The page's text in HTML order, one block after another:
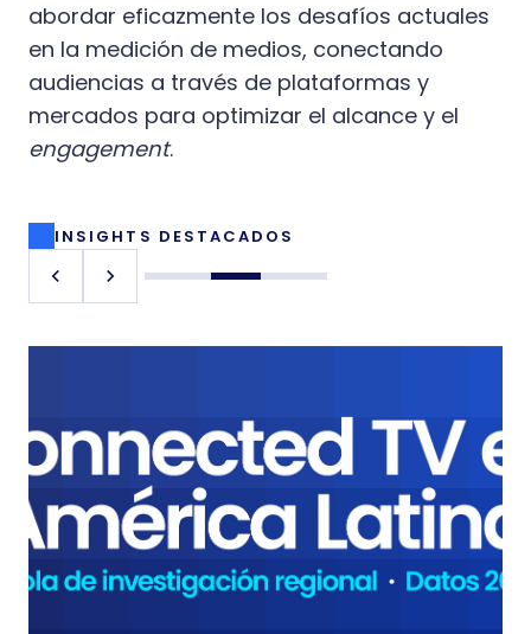
abordar eficazmente los desafíos actuales
en la medición de medios, conectando
audiencias a través de plataformas y
mercados para optimizar el alcance y el
engagement.
INSIGHTS DESTACADOS